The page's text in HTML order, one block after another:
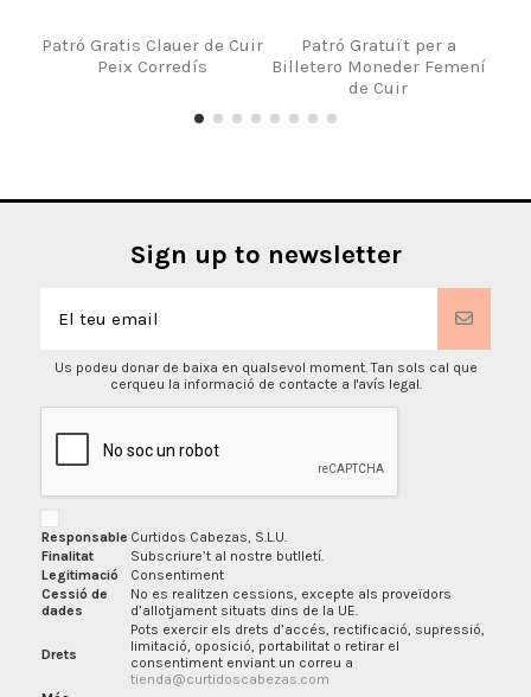
Patró Gratis Clauer de Cuir
Peix Corredís
Patró Gratuït per a
Billetero Moneder Femení
de Cuir
Sign up to newsletter
Us podeu donar de baixa en qualsevol moment. Tan sols cal que
cerqueu la informació de contacte a l'avís legal.
Responsable Curtidos Cabezas, S.L.U.
Finalitat
Subscriure’t al nostre butlletí.
Legitimació
Consentiment
Cessió de
dades
No es realitzen cessions, excepte als proveïdors
d’allotjament situats dins de la UE.
Drets
Pots exercir els drets d’accés, rectificació, supressió,
limitació, oposició, portabilitat o retirar el
consentiment enviant un correu a
tienda@curtidoscabezas.com